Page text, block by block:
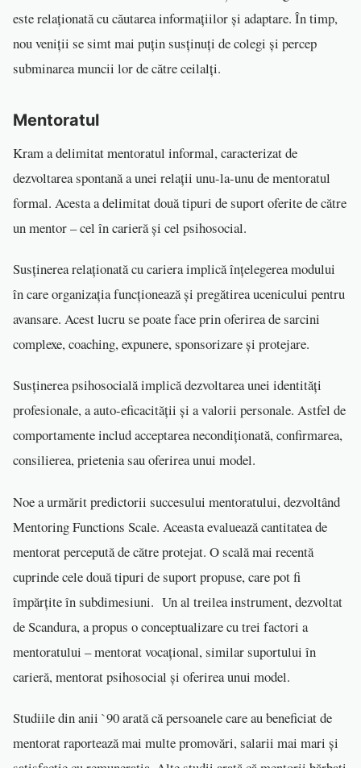
este relaționată cu căutarea informațiilor și adaptare. În timp,
nou veniții se simt mai puțin susținuți de colegi și percep
subminarea muncii lor de către ceilalți.
Mentoratul
Kram a delimitat mentoratul informal, caracterizat de
dezvoltarea spontană a unei relații unu-la-unu de mentoratul
formal. Acesta a delimitat două tipuri de suport oferite de către
un mentor – cel în carieră și cel psihosocial.
Susținerea relaționată cu cariera implică înțelegerea modului
în care organizația funcționează și pregătirea ucenicului pentru
avansare. Acest lucru se poate face prin oferirea de sarcini
complexe, coaching, expunere, sponsorizare și protejare.
Susținerea psihosocială implică dezvoltarea unei identități
profesionale, a auto-eficacității și a valorii personale. Astfel de
comportamente includ acceptarea necondiționată, confirmarea,
consilierea, prietenia sau oferirea unui model.
Noe a urmărit predictorii succesului mentoratului, dezvoltând
Mentoring Functions Scale. Aceasta evaluează cantitatea de
mentorat percepută de către protejat. O scală mai recentă
cuprinde cele două tipuri de suport propuse, care pot fi
împărțite în subdimesiuni. Un al treilea instrument, dezvoltat
de Scandura, a propus o conceptualizare cu trei factori a
mentoratului – mentorat vocațional, similar suportului în
carieră, mentorat psihosocial și oferirea unui model.
Studiile din anii `90 arată că persoanele care au beneficiat de
mentorat raportează mai multe promovări, salarii mai mari și